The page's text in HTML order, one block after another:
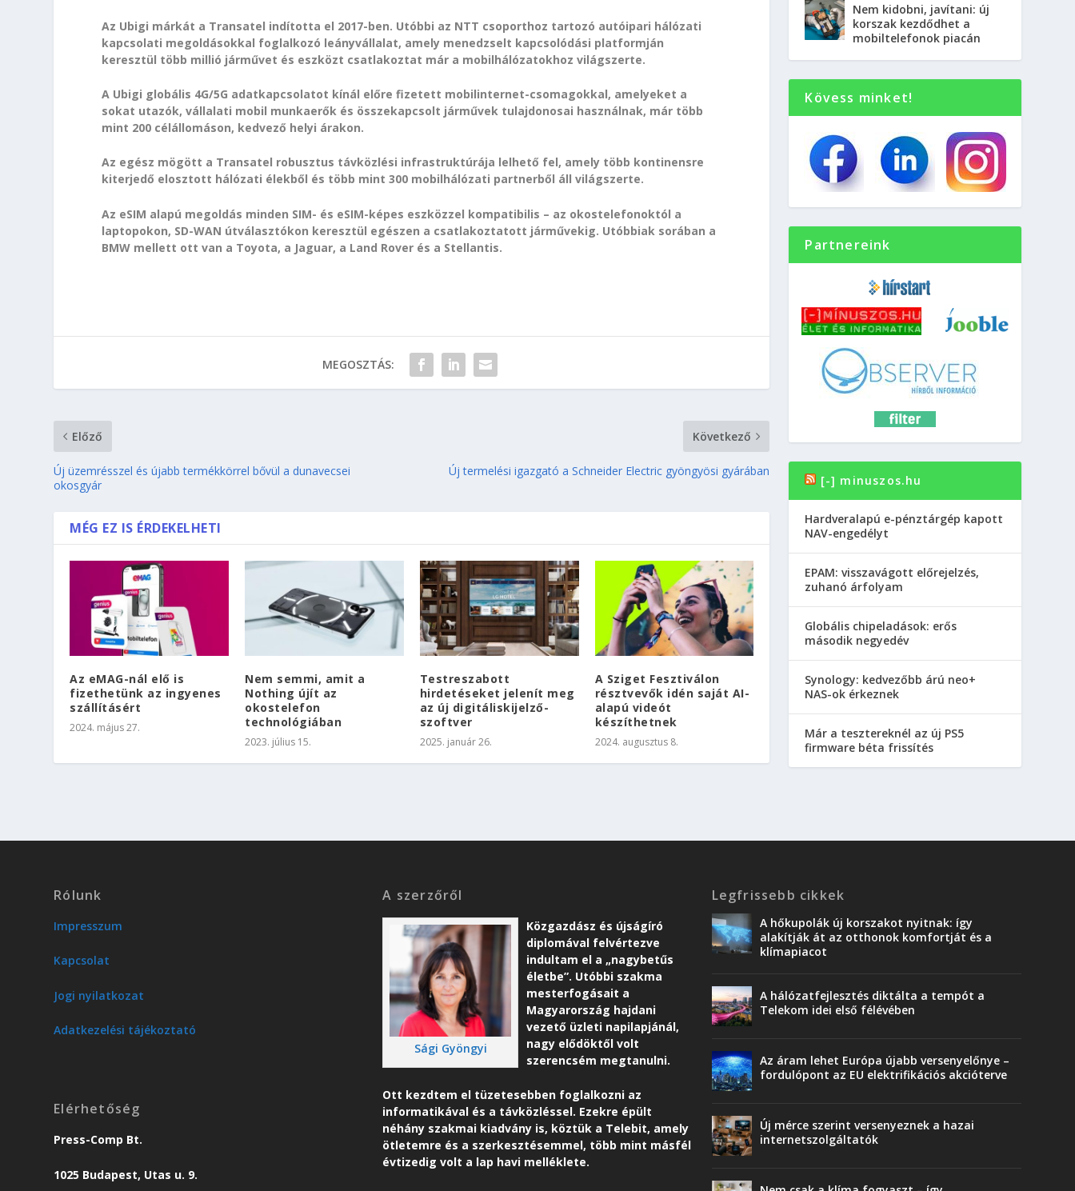
Az Ubigi márkát a Transatel indította el 2017-ben. Utóbbi az NTT csoporthoz tartozó autóipari hálózati
kapcsolati megoldásokkal foglalkozó leányvállalat, amely menedzselt kapcsolódási platformján
keresztül több millió járművet és eszközt csatlakoztat már a mobilhálózatokhoz világszerte.
A Ubigi globális 4G/5G adatkapcsolatot kínál előre fizetett mobilinternet-csomagokkal, amelyeket a
sokat utazók, vállalati mobil munkaerők és összekapcsolt járművek tulajdonosai használnak, már több
mint 200 célállomáson, kedvező helyi árakon.
Az egész mögött a Transatel robusztus távközlési infrastruktúrája lelhető fel, amely több kontinensre
kiterjedő elosztott hálózati élekből és több mint 300 mobilhálózati partnerből áll világszerte.
Az eSIM alapú megoldás minden SIM- és eSIM-képes eszközzel kompatibilis – az okostelefonoktól a
laptopokon, SD-WAN útválasztókon keresztül egészen a csatlakoztatott járművekig. Utóbbiak sorában a
BMW mellett ott van a Toyota, a Jaguar, a Land Rover és a Stellantis.
MEGOSZTÁS:
Előző
Új üzemrésszel és újabb termékkörrel bővül a dunavecsei
okosgyár
Következő
Új termelési igazgató a Schneider Electric gyöngyösi gyárában
MÉG EZ IS ÉRDEKELHETI
Az eMAG-nál elő is
fizethetünk az ingyenes
szállításért
2024. május 27.
Nem semmi, amit a
Nothing újít az
okostelefon
technológiában
2023. július 15.
Testreszabott
hirdetéseket jelenít meg
az új digitáliskijelző-
szoftver
2025. január 26.
A Sziget Fesztiválon
résztvevők idén saját AI-
alapú videót
készíthetnek
2024. augusztus 8.
Nem kidobni, javítani: új
korszak kezdődhet a
mobiltelefonok piacán
Kövess minket!
Partnereink
[-] minuszos.hu
Hardveralapú e-pénztárgép kapott
NAV-engedélyt
EPAM: visszavágott előrejelzés,
zuhanó árfolyam
Globális chipeladások: erős
második negyedév
Synology: kedvezőbb árú neo+
NAS-ok érkeznek
Már a tesztereknél az új PS5
firmware béta frissítés
Rólunk
Impresszum
Kapcsolat
Jogi nyilatkozat
Adatkezelési tájékoztató
Elérhetőség
Press-Comp Bt.
1025 Budapest, Utas u. 9.
A szerzőről
Sági Gyöngyi
Közgazdász és újságíró
diplomával felvértezve
indultam el a „nagybetűs
életbe”. Utóbbi szakma
mesterfogásait a
Magyarország hajdani
vezető üzleti napilapjánál,
nagy elődöktől volt
szerencsém megtanulni.
Ott kezdtem el tüzetesebben foglalkozni az
informatikával és a távközléssel. Ezekre épült
néhány szakmai kiadvány is, köztük a Telebit, amely
ötletemre és a szerkesztésemmel, több mint másfél
évtizedig volt a lap havi melléklete.
Legfrissebb cikkek
A hőkupolák új korszakot nyitnak: így
alakítják át az otthonok komfortját és a
klímapiacot
A hálózatfejlesztés diktálta a tempót a
Telekom idei első félévében
Az áram lehet Európa újabb versenyelőnye –
fordulópont az EU elektrifikációs akcióterve
Új mérce szerint versenyeznek a hazai
internetszolgáltatók